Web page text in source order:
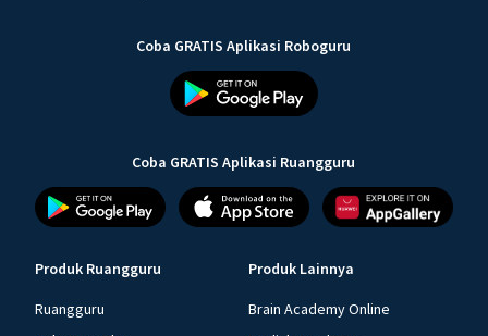
Coba GRATIS Aplikasi Roboguru
Coba GRATIS Aplikasi Ruangguru
Produk Ruangguru
Ruangguru
Produk Lainnya
Brain Academy Online